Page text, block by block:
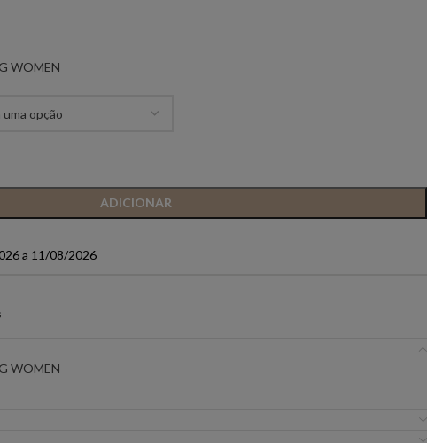
CHIC PREMIUM ANIYE BY BSB
VIEIRA
WOMEN
ADICIONAR
a 11/08/2026
WOMEN